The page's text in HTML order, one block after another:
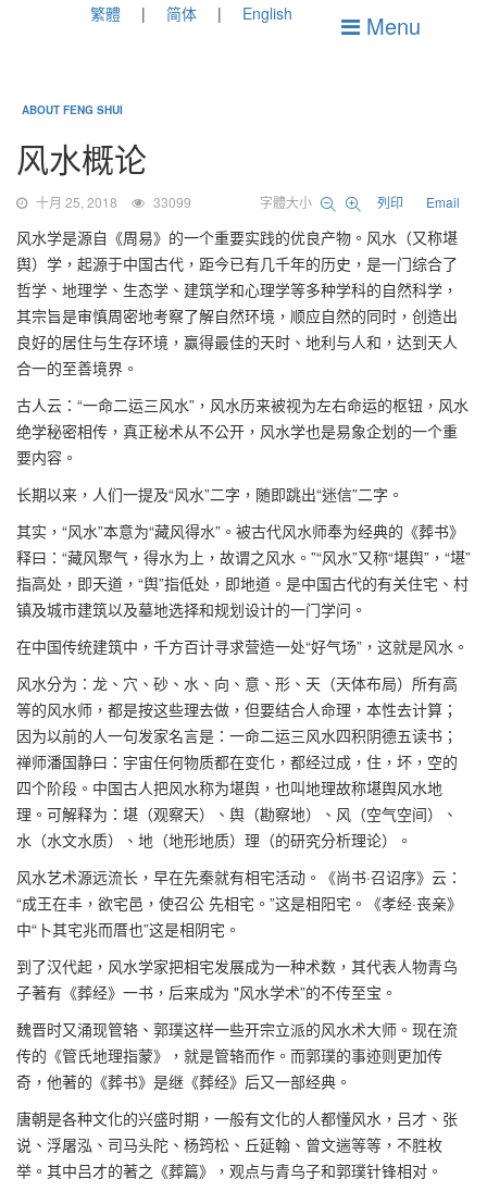
繁體 简体 English Menu
ABOUT FENG SHUI
风水概论
十月 25, 2018 33099 字體大小 列印 Email
风水学是源自《周易》的一个重要实践的优良产物。风水（又称堪
舆）学，起源于中国古代，距今已有几千年的历史，是一门综合了
哲学、地理学、生态学、建筑学和心理学等多种学科的自然科学，
其宗旨是审慎周密地考察了解自然环境，顺应自然的同时，创造出
良好的居住与生存环境，赢得最佳的天时、地利与人和，达到天人
合一的至善境界。
古人云：“一命二运三风水”，风水历来被视为左右命运的枢钮，风水
绝学秘密相传，真正秘术从不公开，风水学也是易象企划的一个重
要内容。
长期以来，人们一提及“风水”二字，随即跳出“迷信”二字。
其实，“风水”本意为“藏风得水”。被古代风水师奉为经典的《葬书》
释曰：“藏风聚气，得水为上，故谓之风水。”“风水”又称“堪舆”，“堪”
指高处，即天道，“舆”指低处，即地道。是中国古代的有关住宅、村
镇及城市建筑以及墓地选择和规划设计的一门学问。
在中国传统建筑中，千方百计寻求营造一处“好气场”，这就是风水。
风水分为：龙、穴、砂、水、向、意、形、天（天体布局）所有高
等的风水师，都是按这些理去做，但要结合人命理，本性去计算；
因为以前的人一句发家名言是：一命二运三风水四积阴德五读书；
禅师潘国静曰：宇宙任何物质都在变化，都经过成，住，坏，空的
四个阶段。中国古人把风水称为堪舆，也叫地理故称堪舆风水地
理。可解释为：堪（观察天）、舆（勘察地）、风（空气空间）、
水（水文水质）、地（地形地质）理（的研究分析理论）。
风水艺术源远流长，早在先秦就有相宅活动。《尚书·召诏序》云：
“成王在丰，欲宅邑，使召公 先相宅。”这是相阳宅。《孝经·丧亲》
中“卜其宅兆而厝也”这是相阴宅。
到了汉代起，风水学家把相宅发展成为一种术数，其代表人物青乌
子著有《葬经》一书，后来成为 "风水学术”的不传至宝。
魏晋时又涌现管辂、郭璞这样一些开宗立派的风水术大师。现在流
传的《管氏地理指蒙》，就是管辂而作。而郭璞的事迹则更加传
奇，他著的《葬书》是继《葬经》后又一部经典。
唐朝是各种文化的兴盛时期，一般有文化的人都懂风水，吕才、张
说、浮屠泓、司马头陀、杨筠松、丘延翰、曾文遄等等，不胜枚
举。其中吕才的著之《葬篇》，观点与青乌子和郭璞针锋相对。